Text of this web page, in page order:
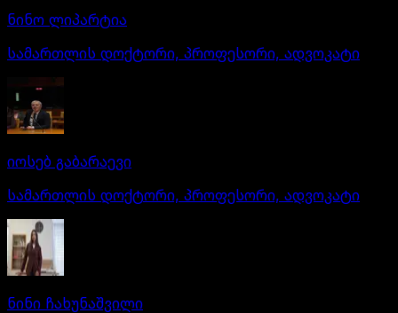
ნინო ლიპარტია
სამართლის დოქტორი, პროფესორი, ადვოკატი
იოსებ გაბარაევი
სამართლის დოქტორი, პროფესორი, ადვოკატი
ნინი ჩახუნაშვილი